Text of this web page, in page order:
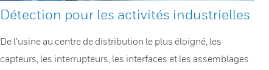
Détection pour les activités industrielles
De l’usine au centre de distribution le plus éloigné, les
capteurs, les interrupteurs, les interfaces et les assemblages